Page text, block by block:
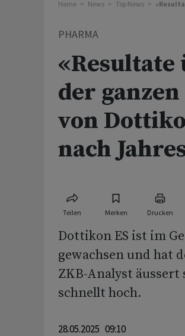
Home News Top News
PHARMA
«Resultate
der
von
nach
Teilen Merken Drucken
Dottikon ES ist im
gewachsen und hat
ZKB-Analyst
schnellt hoch.
28.05.2025 09:10